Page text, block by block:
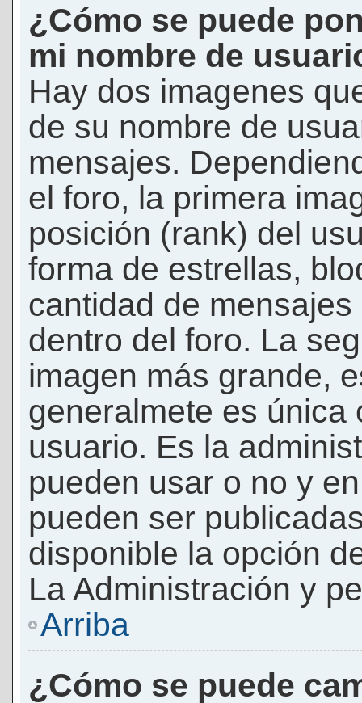
¿Cómo se puede
mi nombre de
Hay dos imagenes
de su nombre de
mensajes.
el foro, la primera
posición (rank) del
forma de estrellas,
cantidad de
dentro del foro. La
imagen más grande,
generalmete es única
usuario. Es la
pueden usar o no y
pueden ser
disponible la opción
La Administración y
Arriba
¿Cómo se puede